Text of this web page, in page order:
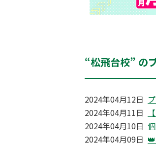
“松飛台校” の
2024年04月12日
2024年04月11日
2024年04月10日
2024年04月09日